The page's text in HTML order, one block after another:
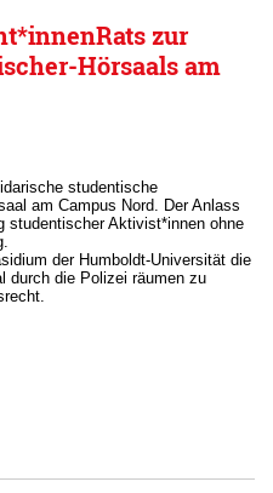
zur
Hörsaals am
studentische
am Campus Nord. Der Anlass
studentischer Aktivist*innen ohne
der Humboldt-Universität die
durch die Polizei räumen zu